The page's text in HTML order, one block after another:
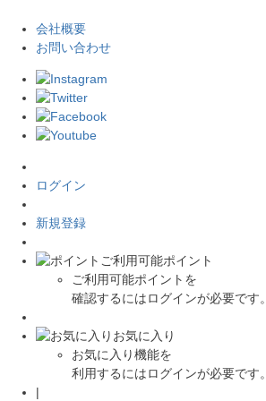
会社概要
お問い合わせ
ログイン
新規登録
ご利用可能ポイント
ご利用可能ポイントを
確認するにはログインが必要です。
お気に入り
お気に入り機能を
利用するにはログインが必要です。
|